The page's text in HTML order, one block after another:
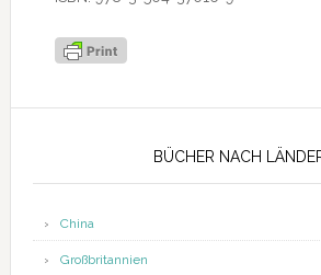
BÜCHER NACH
China
Großbritannien